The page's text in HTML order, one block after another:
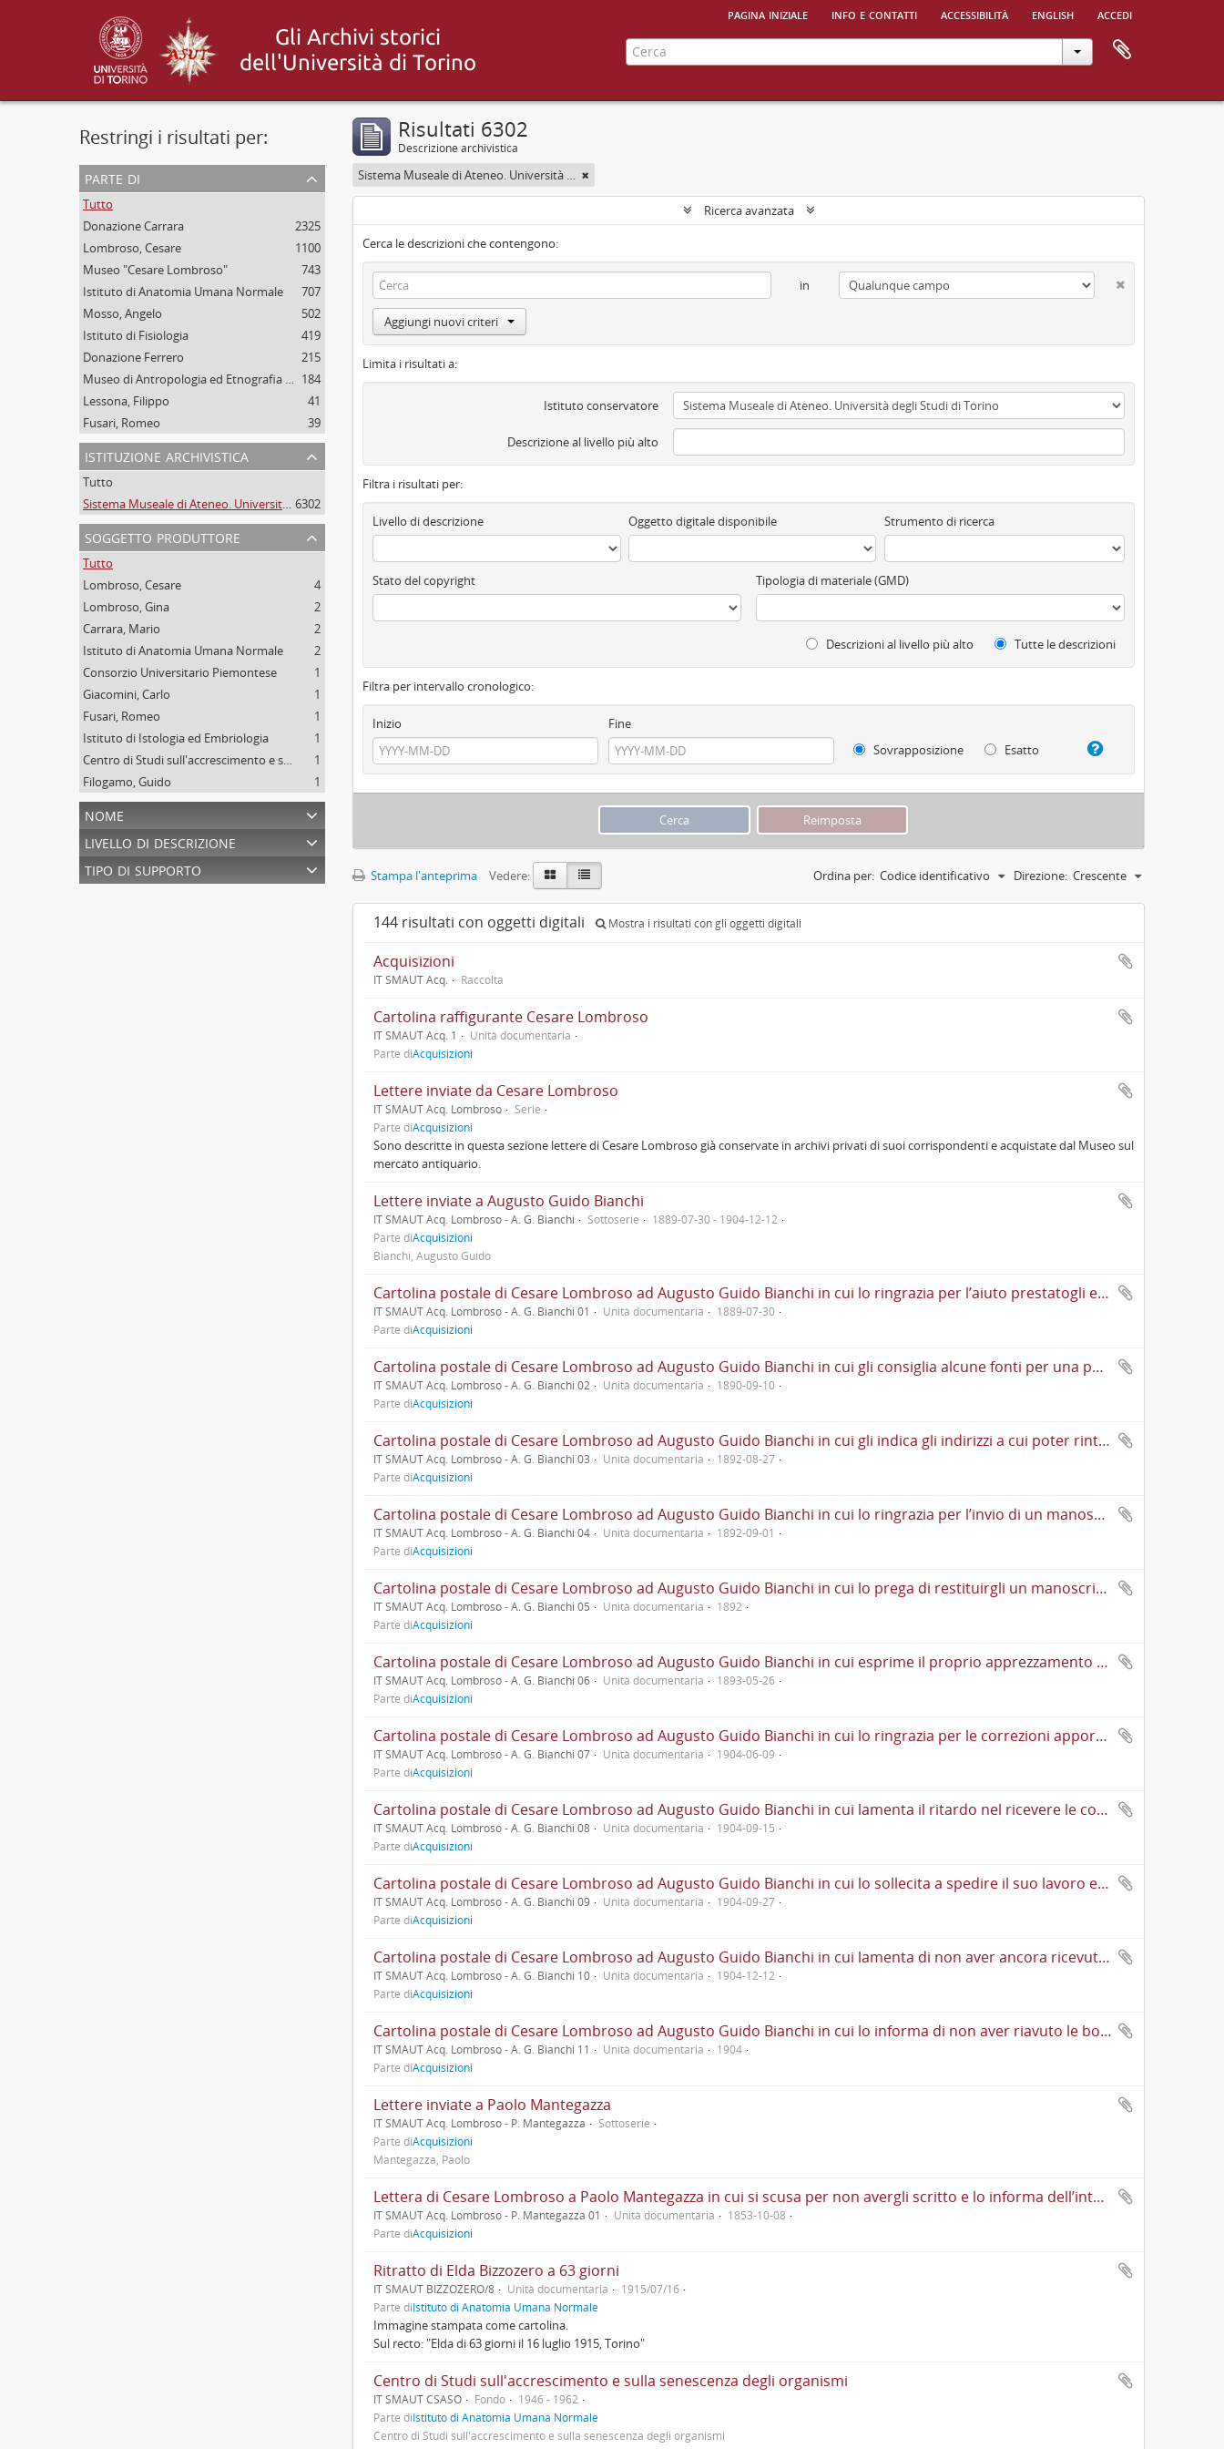
pagina iniziale info e contatti accessibilità english accedi
Restringi i risultati per:
parte di
Tutto
Donazione Carrara
2325
Lombroso, Cesare
1100
Museo "Cesare Lombroso"
743
Istituto di Anatomia Umana Normale
707
Mosso, Angelo
502
Istituto di Fisiologia
419
Donazione Ferrero
215
Museo di Antropologia ed Etnografia di Torino 184
Lessona, Filippo
41
Fusari, Romeo
39
istituzione archivistica
Tutto
Sistema Museale di Ateneo. Università degli Studi di Torino 6302
soggetto produttore
Tutto
Lombroso, Cesare
4
Lombroso, Gina
2
Carrara, Mario
2
Istituto di Anatomia Umana Normale
2
Consorzio Universitario Piemontese
1
Giacomini, Carlo
1
Fusari, Romeo
1
Istituto di Istologia ed Embriologia
1
Centro di Studi sull'accrescimento e sulla senescenza degli organismi
1
Filogamo, Guido
1
nome
livello di descrizione
tipo di supporto
Risultati 6302
Descrizione archivistica
Sistema Museale di Ateneo. Università degli Studi di Torino
Ricerca avanzata
Cerca le descrizioni che contengono:
in
Aggiungi nuovi criteri
Limita i risultati a:
Istituto conservatore
Descrizione al livello più alto
Filtra i risultati per:
Livello di descrizione Oggetto digitale disponibile Strumento di ricerca
Stato del copyright Tipologia di materiale (GMD)
Descrizioni al livello più alto Tutte le descrizioni
Filtra per intervallo cronologico:
Inizio
Fine
Sovrapposizione
Esatto
Stampa l'anteprima Vedere: Ordina per: Codice identificativo Direzione: Crescente
144 risultati con oggetti digitali Mostra i risultati con gli oggetti digitali
Acquisizioni
IT SMAUT Acq. Raccolta
Cartolina raffigurante Cesare Lombroso
IT SMAUT Acq. 1
Unità documentaria
Parte diAcquisizioni
Lettere inviate da Cesare Lombroso
IT SMAUT Acq. Lombroso
Serie
Parte diAcquisizioni
Sono descritte in questa sezione lettere di Cesare Lombroso già conservate in archivi privati di suoi corrispondenti e acquistate dal Museo sul
mercato antiquario.
Lettere inviate a Augusto Guido Bianchi
IT SMAUT Acq. Lombroso - A. G. Bianchi Sottoserie
1889-07-30 - 1904-12-12
Parte diAcquisizioni
Bianchi, Augusto Guido
Cartolina postale di Cesare Lombroso ad Augusto Guido Bianchi in cui lo ringrazia per l’aiuto prestatogli e lo prega di far riavere a Bocca a Torino il calco anatomico fatto eseguire sul suicida regicida rumeno, regalatogli dalla Regina di Romania; rivolge una critica a Barattoni
IT SMAUT Acq. Lombroso - A. G. Bianchi 01 Unità documentaria
1889-07-30
Parte diAcquisizioni
Cartolina postale di Cesare Lombroso ad Augusto Guido Bianchi in cui gli consiglia alcune fonti per una pubblicazione. Critica la posizione di Gaetano Strambio sulla presenza di azoto nel mais, a suo parere non aggiornata agli studi più recenti e suggerisce la lettura di contributi nell’«Archivio» e nella «Rivista pellagrologica». Lo informa della prossima pubblicazione di un volume sulla pellagra presso Bocca
IT SMAUT Acq. Lombroso - A. G. Bianchi 02 Unità documentaria
1890-09-10
Parte diAcquisizioni
Cartolina postale di Cesare Lombroso ad Augusto Guido Bianchi in cui gli indica gli indirizzi a cui poter rintracciare Salvatore Ottolenghi; gli comunica che invierà un manoscritto ad Alfredo Comandini e domanda che gliene sia restituito un altro, per poterlo inviare altrove. Lo informa del trasferimento temporaneo a Genova di un comune conoscente. Infine esprime un giudizio negativo sul plagio e la mancata citazione di Scipio Sighele da parte di Gabriel Tarde in uno dei suoi lavori
IT SMAUT Acq. Lombroso - A. G. Bianchi 03 Unità documentaria
1892-08-27
Parte diAcquisizioni
Cartolina postale di Cesare Lombroso ad Augusto Guido Bianchi in cui lo ringrazia per l’invio di un manoscritto e un articolo; chiede la restituzione di un suo manoscritto sulla pellagra e l’invio di un manoscritto di Bianchi che si impegna ad inoltrare a Gustavo Macchi. Comunica la data in cui si recherà a Milano per incontrare Eusapia Palladino. Lo prega di congratularsi con Giorgio Finzi per un suo intervento in risposta a Gaetano Negri
IT SMAUT Acq. Lombroso - A. G. Bianchi 04 Unità documentaria
1892-09-01
Parte diAcquisizioni
Cartolina postale di Cesare Lombroso ad Augusto Guido Bianchi in cui lo prega di restituirgli un manoscritto che necessita per l’«Archivio». Gli suggerisce una pubblicazione di Paolo Riccardi. Scredita «Les lois de l’imitation» di Gabriel Tarde sostenendo che si tratti un plagio del proprio pensiero sul misoneismo
IT SMAUT Acq. Lombroso - A. G. Bianchi 05 Unità documentaria
1892
Parte diAcquisizioni
Cartolina postale di Cesare Lombroso ad Augusto Guido Bianchi in cui esprime il proprio apprezzamento per le cortesie ricevute dalla famiglia Treves e promette l’invio delle bozze dell’«Uomo di Genio» da pubblicarsi sulla «Nuova Rassegna» per una correzione. Chiede aiuto per la pubblicazione dei «Saggi di Psicologia del bambino» della figlia Paola
IT SMAUT Acq. Lombroso - A. G. Bianchi 06 Unità documentaria
1893-05-26
Parte diAcquisizioni
Cartolina postale di Cesare Lombroso ad Augusto Guido Bianchi in cui lo ringrazia per le correzioni apportate ai propri scritti e lo prega di inviargli alcune pubblicazioni. Esprime la propria opinione sulla scarsa considerazione da parte di giudici e periti sull’importanza dell’epilessia in occasione della perpetrazione di delitti
IT SMAUT Acq. Lombroso - A. G. Bianchi 07 Unità documentaria
1904-06-09
Parte diAcquisizioni
Cartolina postale di Cesare Lombroso ad Augusto Guido Bianchi in cui lamenta il ritardo nel ricevere le correzioni delle bozze per una pubblicazione sul caso di Alberto Olivo. Chiede che gli siano inviate a Villa Panza a Valmadonna dove si trova
IT SMAUT Acq. Lombroso - A. G. Bianchi 08 Unità documentaria
1904-09-15
Parte diAcquisizioni
Cartolina postale di Cesare Lombroso ad Augusto Guido Bianchi in cui lo sollecita a spedire il suo lavoro e si dice costretto a sospendere la spedizione del libro «Il Caso Olivo» nel caso in cui Bianchi si rechi al processo di Alberto Olivo
IT SMAUT Acq. Lombroso - A. G. Bianchi 09 Unità documentaria
1904-09-27
Parte diAcquisizioni
Cartolina postale di Cesare Lombroso ad Augusto Guido Bianchi in cui lamenta di non aver ancora ricevuto copia del libro «Il Caso Olivo» e i “clichés”. Ne domanda l’invio immediato, seguito a distanza di qualche giorno da quello delle restanti 29 copie del libro a lui destinate. Afferma di aspettare una somma di denaro dovutagli e chiede di ringraziare un comune conoscente per una citazione a Enrico Ferri in una sua pubblicazione
IT SMAUT Acq. Lombroso - A. G. Bianchi 10 Unità documentaria
1904-12-12
Parte diAcquisizioni
Cartolina postale di Cesare Lombroso ad Augusto Guido Bianchi in cui lo informa di non aver riavuto le bozze di uno scritto e di aver chiesto consiglio all’avvocato Panighetti sulla strategia da adottare in merito all’uscita e alla distribuzione del libro «Il Caso Olivo»
IT SMAUT Acq. Lombroso - A. G. Bianchi 11 Unità documentaria
1904
Parte diAcquisizioni
Lettere inviate a Paolo Mantegazza
IT SMAUT Acq. Lombroso - P. Mantegazza
Sottoserie
Parte diAcquisizioni
Mantegazza, Paolo
Lettera di Cesare Lombroso a Paolo Mantegazza in cui si scusa per non avergli scritto e lo informa dell’interesse mostrato da Paolo Marzolo per un “lavoro” di Mantegazza presentatogli da Lombroso. Si dice dispiaciuto a causa del probabile mancato incontro tra Mantegazza e Marzolo che avrebbe dovuto svolgersi a Milano o a Pavia, a causa della permanenza prolungata di quest’ultimo a Bergamo e a Brescia. Promette di fargli avere «L’Ateneo Dipnosophista», che reputa possa essere utile per i suoi studi sul piacere. Suggerisce anche la lettura di un’altra pubblicazione, il “Lucas”
IT SMAUT Acq. Lombroso - P. Mantegazza 01 Unità documentaria
1853-10-08
Parte diAcquisizioni
Ritratto di Elda Bizzozero a 63 giorni
IT SMAUT BIZZOZERO/8 Unità documentaria
1915/07/16
Parte diIstituto di Anatomia Umana Normale
Immagine stampata come cartolina.
Sul recto: "Elda di 63 giorni il 16 luglio 1915, Torino"
Centro di Studi sull'accrescimento e sulla senescenza degli organismi
IT SMAUT CSASO Fondo
1946 - 1962
Parte diIstituto di Anatomia Umana Normale
Centro di Studi sull'accrescimento e sulla senescenza degli organismi